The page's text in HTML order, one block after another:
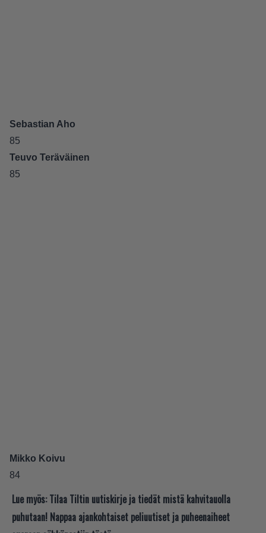
Sebastian Aho
85
Teuvo Teräväinen
85
Mikko Koivu
84
Lue myös: Tilaa Tiltin uutiskirje ja tiedät mistä kahvitauolla
puhutaan! Nappaa ajankohtaiset peliuutiset ja puheenaiheet